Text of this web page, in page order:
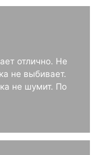
отлично. Не
не выбивает.
не шумит. По